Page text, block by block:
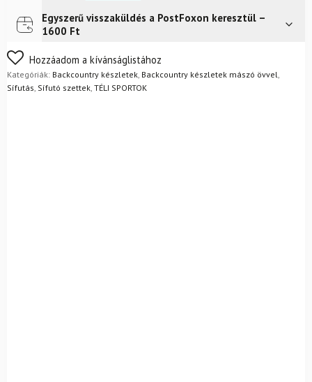
kötésekkel
Alpina
Discoverer
csizma
+
Futár a címreIngyenes
Egyszerű visszaküldés a PostFoxon keresztül –
1600 Ft
Nem biztos a választásában? Semmi gond – a terméket
egyszerűen visszaküldheti 14 napon belül, indoklás nélkül.
Mik a visszaküldés feltételei?
Hozzáadom a kívánságlistához
Kategóriák: Backcountry készletek, Backcountry készletek mászó övvel,
Sífutás, Sífutó szettek, TÉLI SPORTOK